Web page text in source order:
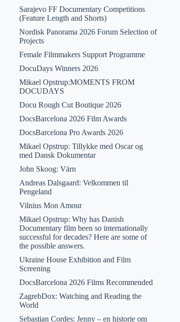
Sarajevo FF Documentary Competitions
(Feature Length and Shorts)
Nordisk Panorama 2026 Forum Selection of
Projects
Female Filmmakers Support Programme
DocuDays Winners 2026
Mikael Opstrup:MOMENTS FROM
DOCUDAYS
Docu Rough Cut Boutique 2026
DocsBarcelona 2026 Film Awards
DocsBarcelona Pro Awards 2026
Mikael Opstrup: Tillykke med Oscar og
med Dansk Dokumentar
John Skoog: Värn
Andreas Dalsgaard: Velkommen til
Pengeland
Vilnius Mon Amour
Mikael Opstrup: Why has Danish
Documentary film been so internationally
successful for decades? Here are some of
the possible answers.
Ukraine House Exhibition and Film
Screening
DocsBarcelona 2026 Films Recommended
ZagrebDox: Watching and Reading the
World
Sebastian Cordes: Jenny – en historie om